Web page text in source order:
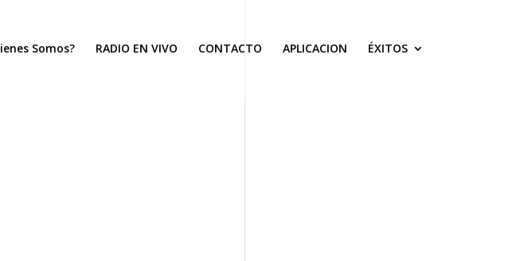
Somos? RADIO EN VIVO CONTACTO APLICACION ÉXITOS